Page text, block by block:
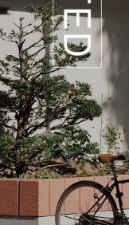
最新
ファッション